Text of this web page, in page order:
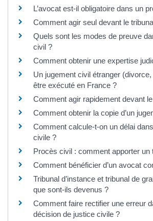
L’avocat est-il obligatoire dans un
Comment agir seul devant le
Quels sont les modes de preuve
civil ?
Comment obtenir une expertise
Un jugement civil étranger
être exécuté en France ?
Comment agir rapidement devant
Comment obtenir la copie d’un
Comment calcule-t-on un délai
civile ?
Procès civil : comment apporter un
Comment bénéficier d’un avocat
Tribunal d’instance et tribunal de
que sont-ils devenus ?
Comment faire rectifier une erreur
décision de justice civile ?